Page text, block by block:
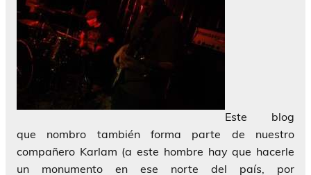
Este blog
que nombro también forma parte de nuestro
compañero Karlam (a este hombre hay que hacerle
un monumento en ese norte del país, por